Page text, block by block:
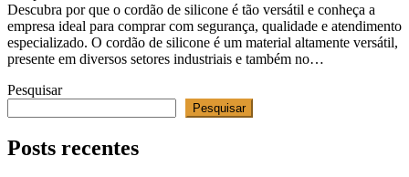
Descubra por que o cordão de silicone é tão versátil e conheça a
empresa ideal para comprar com segurança, qualidade e atendimento
especializado. O cordão de silicone é um material altamente versátil,
presente em diversos setores industriais e também no…
Pesquisar
Pesquisar
Posts recentes